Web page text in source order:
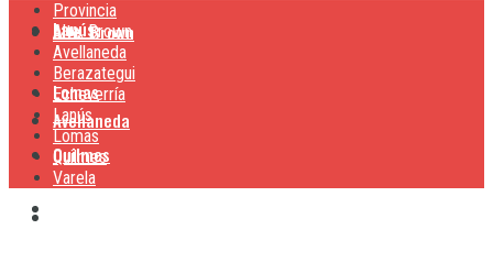
Lanús
Lomas
Quilmes
Alte. Brown
Avellaneda
Provincia
Alte. Brown
Avellaneda
Berazategui
Echeverría
Lanús
Lomas
Quilmes
Varela